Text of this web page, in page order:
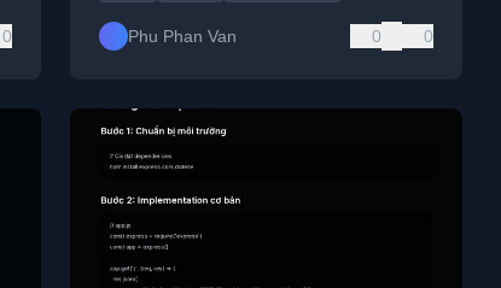
0 Phu Phan Van 0 0